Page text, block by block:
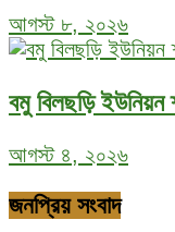
আগস্ট ৮, ২০২৬
বমু বিলছড়ি ইউনিয়ন
আগস্ট ৪, ২০২৬
জনপ্রিয় সংবাদ